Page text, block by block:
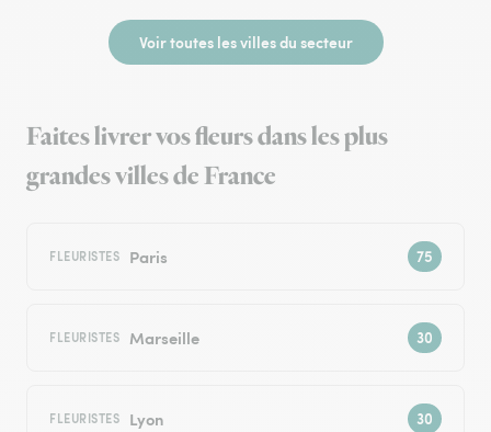
Voir toutes les villes du secteur
Faites livrer vos fleurs dans les plus
grandes villes de France
FLEURISTES Paris
FLEURISTES Marseille
FLEURISTES Lyon